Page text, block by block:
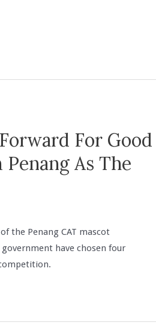
For Good
As The
the Penang CAT mascot
have chosen four